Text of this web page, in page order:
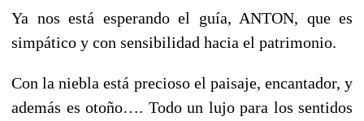
Ya nos está esperando el guía, ANTON, que es
simpático y con sensibilidad hacia el patrimonio.
Con la niebla está precioso el paisaje, encantador, y
además es otoño…. Todo un lujo para los sentidos